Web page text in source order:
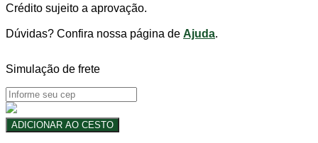
Crédito sujeito a aprovação.
Dúvidas? Confira nossa página de Ajuda.
Simulação de frete
AROMATIZADOR
CUIA
ADICIONAR AO CESTO